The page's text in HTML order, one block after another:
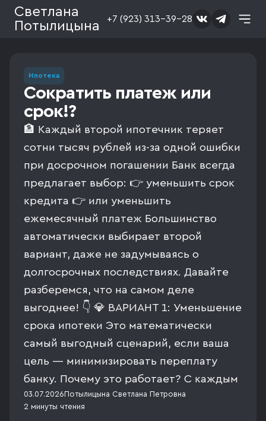
Светлана
Потылицына
+7 (923) 313-39-28
Ипотека
Сократить платеж или
срок!?
🏦 Каждый второй ипотечник теряет
сотни тысяч рублей из-за одной ошибки
при досрочном погашении Банк всегда
предлагает выбор: 👉 уменьшить срок
кредита 👉 или уменьшить
ежемесячный платеж Большинство
автоматически выбирает второй
вариант, даже не задумываясь о
долгосрочных последствиях. Давайте
разберемся, что на самом деле
выгоднее! 👇 💎 ВАРИАНТ 1: Уменьшение
срока ипотеки Это математически
самый выгодный сценарий, если ваша
цель — минимизировать переплату
банку. Почему это работает? С каждым
03.07.2026 Потылицына Светлана Петровна
2 минуты чтения